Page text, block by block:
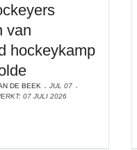
van
hockeykamp
DE BEEK
JUL 07
07 JULI 2026